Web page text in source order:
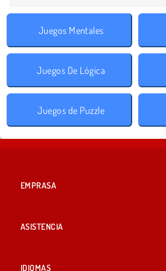
Juegos Mentales
Juegos De Lógica
Juegos de Puzzle
EMPRASA
ASISTENCIA
IDIOMAS